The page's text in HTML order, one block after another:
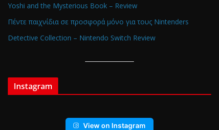
Yoshi and the Mysterious Book – Review
Πέντε παιχνίδια σε προσφορά μόνο για τους Nintenders
Detective Collection – Nintendo Switch Review
Instagram
View on Instagram